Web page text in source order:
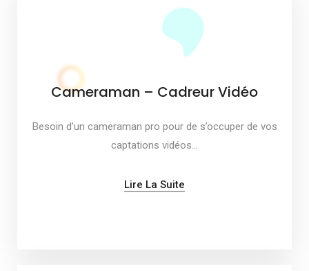
Cameraman – Cadreur Vidéo
Besoin d’un cameraman pro pour de s’occuper de vos
captations vidéos…
Lire La Suite